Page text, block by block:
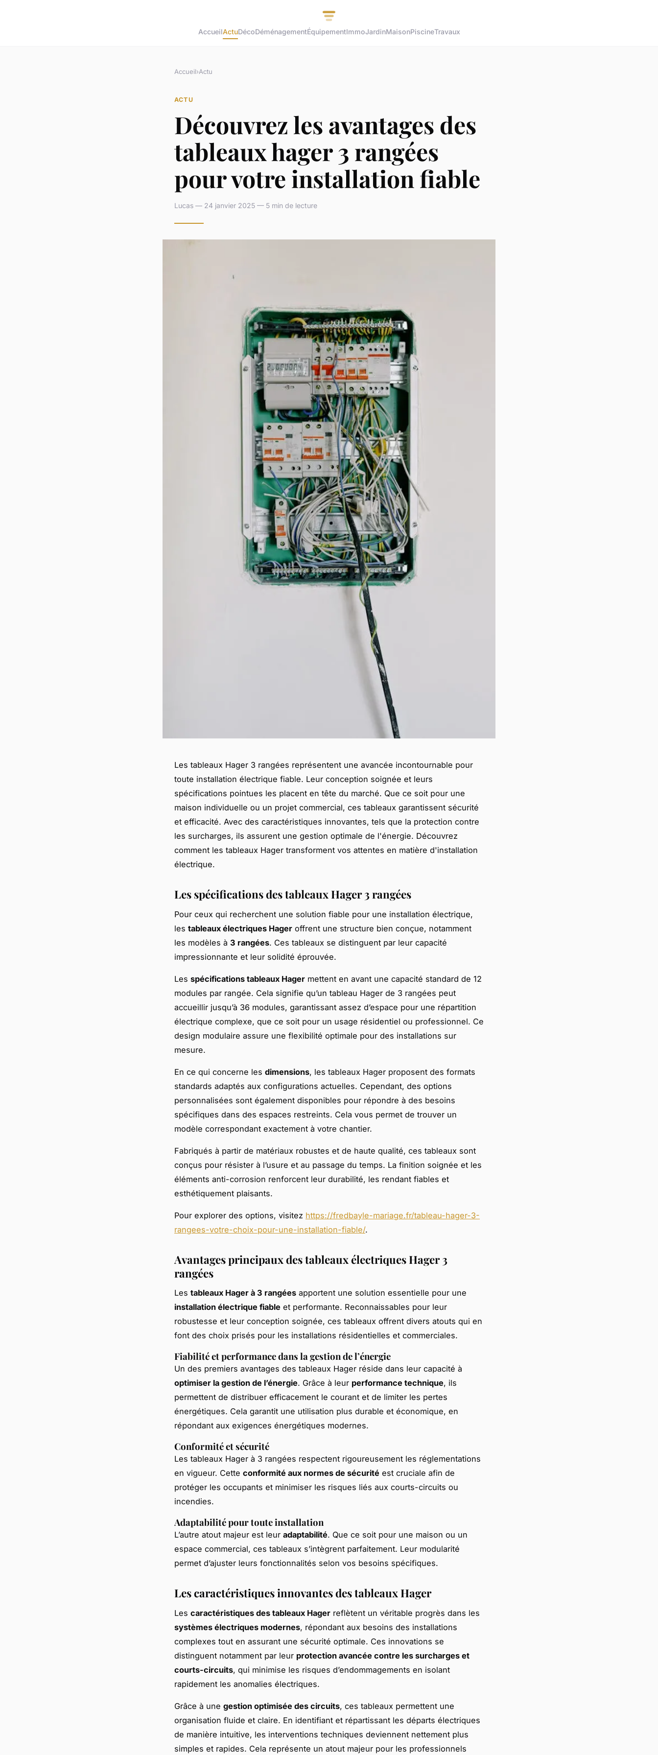
AccueilActuDécoDéménagementÉquipementImmoJardinMaisonPiscineTravaux
Accueil›Actu
ACTU
Découvrez les avantages des
tableaux hager 3 rangées
pour votre installation fiable
Lucas — 24 janvier 2025 — 5 min de lecture
Les tableaux Hager 3 rangées représentent une avancée incontournable pour
toute installation électrique fiable. Leur conception soignée et leurs
spécifications pointues les placent en tête du marché. Que ce soit pour une
maison individuelle ou un projet commercial, ces tableaux garantissent sécurité
et efficacité. Avec des caractéristiques innovantes, tels que la protection contre
les surcharges, ils assurent une gestion optimale de l'énergie. Découvrez
comment les tableaux Hager transforment vos attentes en matière d'installation
électrique.
Les spécifications des tableaux Hager 3 rangées
Pour ceux qui recherchent une solution fiable pour une installation électrique,
les tableaux électriques Hager offrent une structure bien conçue, notamment
les modèles à 3 rangées. Ces tableaux se distinguent par leur capacité
impressionnante et leur solidité éprouvée.
Les spécifications tableaux Hager mettent en avant une capacité standard de 12
modules par rangée. Cela signifie qu’un tableau Hager de 3 rangées peut
accueillir jusqu’à 36 modules, garantissant assez d’espace pour une répartition
électrique complexe, que ce soit pour un usage résidentiel ou professionnel. Ce
design modulaire assure une flexibilité optimale pour des installations sur
mesure.
En ce qui concerne les dimensions, les tableaux Hager proposent des formats
standards adaptés aux configurations actuelles. Cependant, des options
personnalisées sont également disponibles pour répondre à des besoins
spécifiques dans des espaces restreints. Cela vous permet de trouver un
modèle correspondant exactement à votre chantier.
Fabriqués à partir de matériaux robustes et de haute qualité, ces tableaux sont
conçus pour résister à l’usure et au passage du temps. La finition soignée et les
éléments anti-corrosion renforcent leur durabilité, les rendant fiables et
esthétiquement plaisants.
Pour explorer des options, visitez https://fredbayle-mariage.fr/tableau-hager-3-
rangees-votre-choix-pour-une-installation-fiable/.
Avantages principaux des tableaux électriques Hager 3
rangées
Les tableaux Hager à 3 rangées apportent une solution essentielle pour une
installation électrique fiable et performante. Reconnaissables pour leur
robustesse et leur conception soignée, ces tableaux offrent divers atouts qui en
font des choix prisés pour les installations résidentielles et commerciales.
Fiabilité et performance dans la gestion de l’énergie
Un des premiers avantages des tableaux Hager réside dans leur capacité à
optimiser la gestion de l’énergie. Grâce à leur performance technique, ils
permettent de distribuer efficacement le courant et de limiter les pertes
énergétiques. Cela garantit une utilisation plus durable et économique, en
répondant aux exigences énergétiques modernes.
Conformité et sécurité
Les tableaux Hager à 3 rangées respectent rigoureusement les réglementations
en vigueur. Cette conformité aux normes de sécurité est cruciale afin de
protéger les occupants et minimiser les risques liés aux courts-circuits ou
incendies.
Adaptabilité pour toute installation
L’autre atout majeur est leur adaptabilité. Que ce soit pour une maison ou un
espace commercial, ces tableaux s’intègrent parfaitement. Leur modularité
permet d’ajuster leurs fonctionnalités selon vos besoins spécifiques.
Les caractéristiques innovantes des tableaux Hager
Les caractéristiques des tableaux Hager reflètent un véritable progrès dans les
systèmes électriques modernes, répondant aux besoins des installations
complexes tout en assurant une sécurité optimale. Ces innovations se
distinguent notamment par leur protection avancée contre les surcharges et
courts-circuits, qui minimise les risques d’endommagements en isolant
rapidement les anomalies électriques.
Grâce à une gestion optimisée des circuits, ces tableaux permettent une
organisation fluide et claire. En identifiant et répartissant les départs électriques
de manière intuitive, les interventions techniques deviennent nettement plus
simples et rapides. Cela représente un atout majeur pour les professionnels